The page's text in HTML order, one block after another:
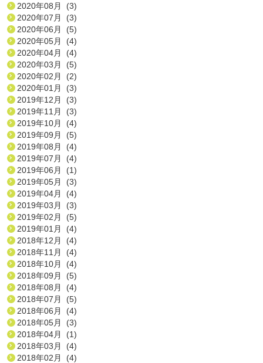
2020年08月 (3)
2020年07月 (3)
2020年06月 (5)
2020年05月 (4)
2020年04月 (4)
2020年03月 (5)
2020年02月 (2)
2020年01月 (3)
2019年12月 (3)
2019年11月 (3)
2019年10月 (4)
2019年09月 (5)
2019年08月 (4)
2019年07月 (4)
2019年06月 (1)
2019年05月 (3)
2019年04月 (4)
2019年03月 (3)
2019年02月 (5)
2019年01月 (4)
2018年12月 (4)
2018年11月 (4)
2018年10月 (4)
2018年09月 (5)
2018年08月 (4)
2018年07月 (5)
2018年06月 (4)
2018年05月 (3)
2018年04月 (1)
2018年03月 (4)
2018年02月 (4)